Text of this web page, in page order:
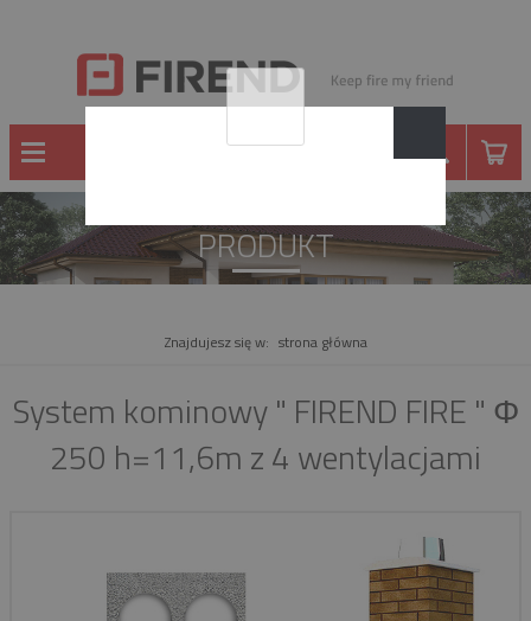
PRODUKT
Znajdujesz się w: strona główna
System kominowy " FIREND FIRE " Φ
250 h=11,6m z 4 wentylacjami